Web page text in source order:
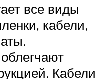
все виды
кабели,
Кабели